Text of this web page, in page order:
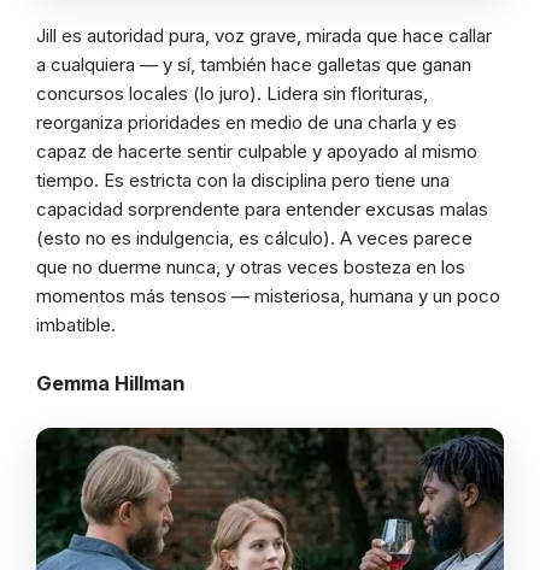
Jill es autoridad pura, voz grave, mirada que hace callar
a cualquiera — y sí, también hace galletas que ganan
concursos locales (lo juro). Lidera sin florituras,
reorganiza prioridades en medio de una charla y es
capaz de hacerte sentir culpable y apoyado al mismo
tiempo. Es estricta con la disciplina pero tiene una
capacidad sorprendente para entender excusas malas
(esto no es indulgencia, es cálculo). A veces parece
que no duerme nunca, y otras veces bosteza en los
momentos más tensos — misteriosa, humana y un poco
imbatible.
Gemma Hillman